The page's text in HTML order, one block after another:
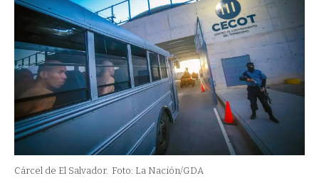
Cárcel de El Salvador. Foto: La Nación/GDA